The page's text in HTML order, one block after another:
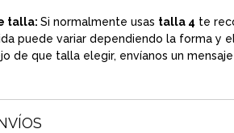
talla: Si normalmente usas talla 4 te
puede variar dependiendo la forma y
de que talla elegir, envíanos un